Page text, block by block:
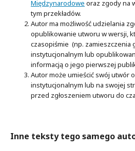
Międzynarodowe oraz zgody na
tym przekładów.
Autor ma możliwość udzielania
opublikowanie utworu w wersji,
czasopiśmie (np. zamieszczenia
instytucjonalnym lub
informacją o jego pierwszej
Autor może umieścić swój utwór
instytucjonalnym lub na swojej
przed zgłoszeniem utworu do
Inne teksty tego samego